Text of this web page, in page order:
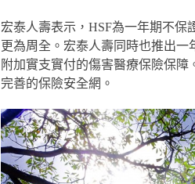
宏泰人壽表示，HSF為一年期不
更為周全。宏泰人壽同時也推出
附加實支實付的傷害醫療保險保
完善的保險安全網。